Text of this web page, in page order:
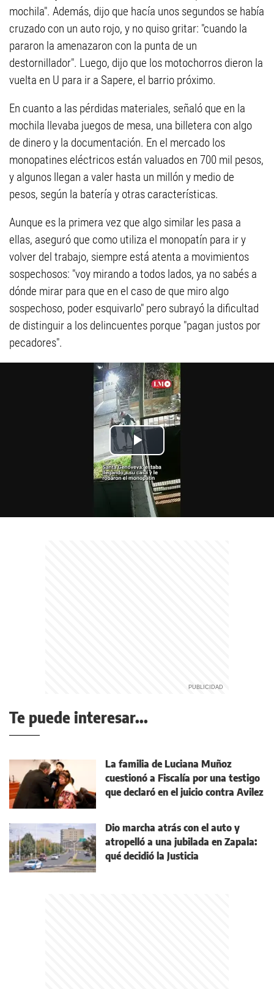
mochila". Además, dijo que hacía unos segundos se había
cruzado con un auto rojo, y no quiso gritar: "cuando la
pararon la amenazaron con la punta de un
destornillador". Luego, dijo que los motochorros dieron la
vuelta en U para ir a Sapere, el barrio próximo.
En cuanto a las pérdidas materiales, señaló que en la
mochila llevaba juegos de mesa, una billetera con algo
de dinero y la documentación. En el mercado los
monopatines eléctricos están valuados en 700 mil pesos,
y algunos llegan a valer hasta un millón y medio de
pesos, según la batería y otras características.
Aunque es la primera vez que algo similar les pasa a
ellas, aseguró que como utiliza el monopatín para ir y
volver del trabajo, siempre está atenta a movimientos
sospechosos: "voy mirando a todos lados, ya no sabés a
dónde mirar para que en el caso de que miro algo
sospechoso, poder esquivarlo" pero subrayó la dificultad
de distinguir a los delincuentes porque "pagan justos por
pecadores".
Te puede interesar...
La familia de Luciana Muñoz
cuestionó a Fiscalía por una testigo
que declaró en el juicio contra Avilez
Dio marcha atrás con el auto y
atropelló a una jubilada en Zapala:
qué decidió la Justicia